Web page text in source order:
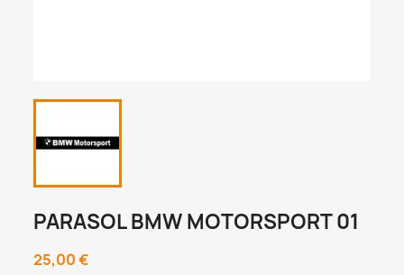
PARASOL BMW MOTORSPORT 01
25,00 €